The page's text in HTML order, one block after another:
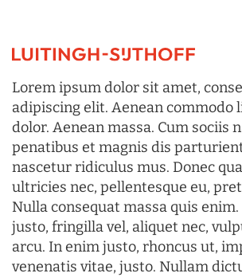
Lorem ipsum dolor sit amet,
adipiscing elit. Aenean commodo
dolor. Aenean massa. Cum sociis
penatibus et magnis dis
nascetur ridiculus mus. Donec
ultricies nec, pellentesque eu,
Nulla consequat massa quis enim.
justo, fringilla vel, aliquet nec,
arcu. In enim justo, rhoncus ut,
venenatis vitae, justo. Nullam